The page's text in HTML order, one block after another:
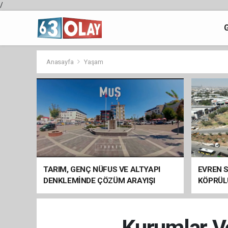
/
Anasayfa Yaşam
TARIM, GENÇ NÜFUS VE ALTYAPI
DENKLEMİNDE ÇÖZÜM ARAYIŞI
EVREN
ARAÇ